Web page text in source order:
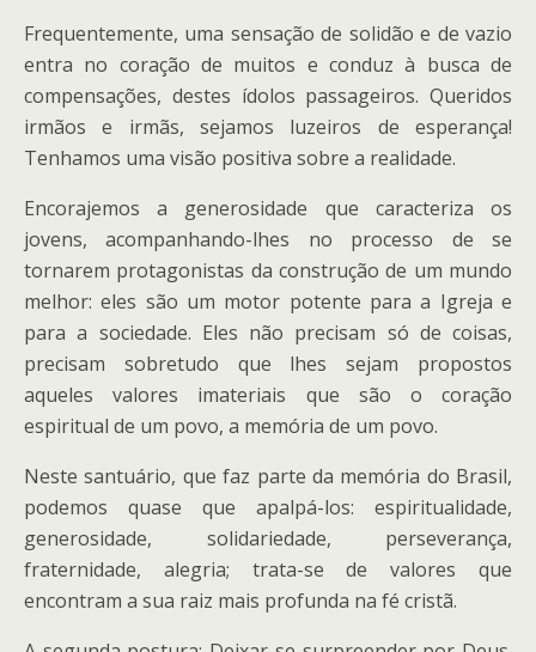
Frequentemente, uma sensação de solidão e de vazio
entra no coração de muitos e conduz à busca de
compensações, destes ídolos passageiros. Queridos
irmãos e irmãs, sejamos luzeiros de esperança!
Tenhamos uma visão positiva sobre a realidade.
Encorajemos a generosidade que caracteriza os
jovens, acompanhando-lhes no processo de se
tornarem protagonistas da construção de um mundo
melhor: eles são um motor potente para a Igreja e
para a sociedade. Eles não precisam só de coisas,
precisam sobretudo que lhes sejam propostos
aqueles valores imateriais que são o coração
espiritual de um povo, a memória de um povo.
Neste santuário, que faz parte da memória do Brasil,
podemos quase que apalpá-los: espiritualidade,
generosidade, solidariedade, perseverança,
fraternidade, alegria; trata-se de valores que
encontram a sua raiz mais profunda na fé cristã.